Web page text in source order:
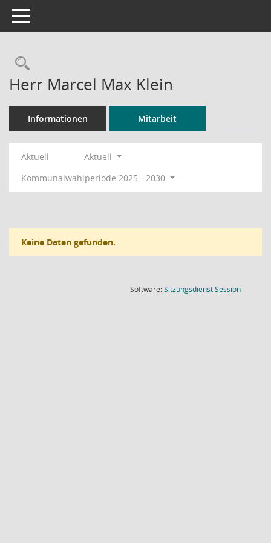
Toggle navigation
Rechercheauswahl
Herr Marcel Max Klein
Informationen Mitarbeit
Aktuell
Aktuell
Kommunalwahlperiode 2025 - 2030
Keine Daten gefunden.
Software:SitzungsdienstSession(Wird in